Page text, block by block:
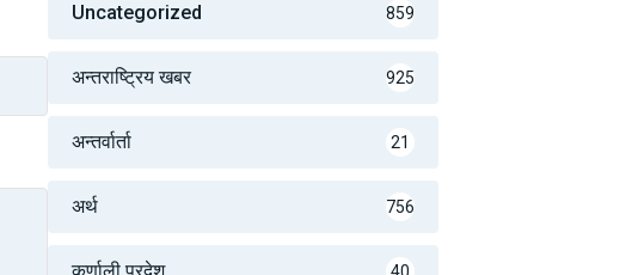
Uncategorized 859
अन्तराष्ट्रिय खबर 925
अन्तर्वार्ता 21
अर्थ 756